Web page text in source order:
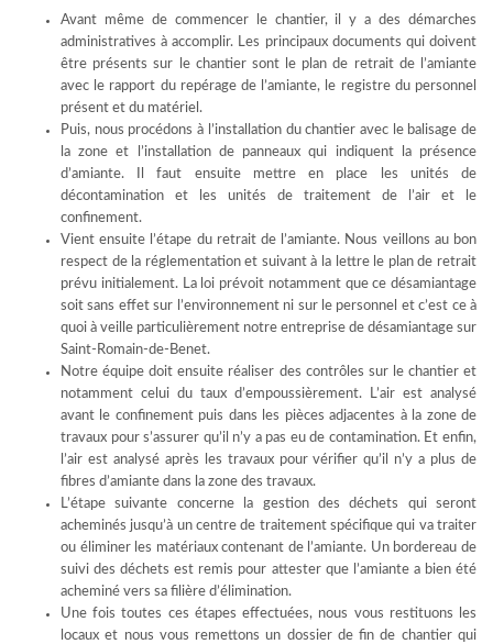
Avant même de commencer le chantier, il y a des démarches
administratives à accomplir. Les principaux documents qui doivent
être présents sur le chantier sont le plan de retrait de l’amiante
avec le rapport du repérage de l’amiante, le registre du personnel
présent et du matériel.
Puis, nous procédons à l’installation du chantier avec le balisage de
la zone et l’installation de panneaux qui indiquent la présence
d’amiante. Il faut ensuite mettre en place les unités de
décontamination et les unités de traitement de l’air et le
confinement.
Vient ensuite l’étape du retrait de l’amiante. Nous veillons au bon
respect de la réglementation et suivant à la lettre le plan de retrait
prévu initialement. La loi prévoit notamment que ce désamiantage
soit sans effet sur l’environnement ni sur le personnel et c’est ce à
quoi à veille particulièrement notre entreprise de désamiantage sur
Saint-Romain-de-Benet.
Notre équipe doit ensuite réaliser des contrôles sur le chantier et
notamment celui du taux d’empoussièrement. L’air est analysé
avant le confinement puis dans les pièces adjacentes à la zone de
travaux pour s’assurer qu’il n’y a pas eu de contamination. Et enfin,
l’air est analysé après les travaux pour vérifier qu’il n’y a plus de
fibres d’amiante dans la zone des travaux.
L’étape suivante concerne la gestion des déchets qui seront
acheminés jusqu’à un centre de traitement spécifique qui va traiter
ou éliminer les matériaux contenant de l’amiante. Un bordereau de
suivi des déchets est remis pour attester que l’amiante a bien été
acheminé vers sa filière d’élimination.
Une fois toutes ces étapes effectuées, nous vous restituons les
locaux et nous vous remettons un dossier de fin de chantier qui